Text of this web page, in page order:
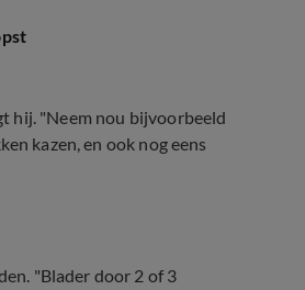
hij. "Neem nou bijvoorbeeld
kazen, en ook nog eens
"Blader door 2 of 3